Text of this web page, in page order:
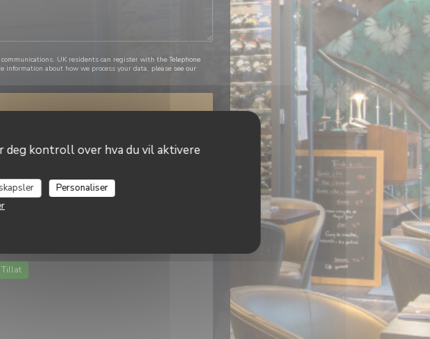
kontroll over hva du vil aktivere
Personaliser
UK residents can register with the Telephone
information about how we process your data, please see our
Tillat